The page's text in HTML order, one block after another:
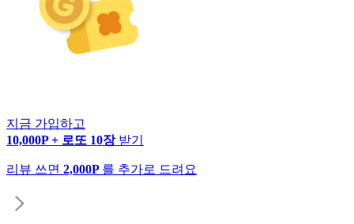
지금 가입하고
10,000P + 로또 10장 받기
리뷰 쓰면 2,000P 를 추가로 드려요